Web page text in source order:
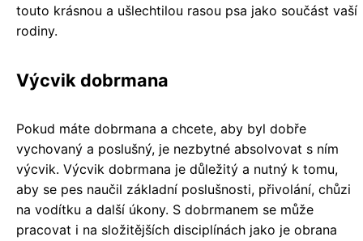
touto krásnou a ušlechtilou rasou psa jako součást vaší
rodiny.
Výcvik dobrmana
Pokud máte dobrmana a chcete, aby byl dobře
vychovaný a poslušný, je nezbytné absolvovat s ním
výcvik. Výcvik dobrmana je důležitý a nutný k tomu,
aby se pes naučil základní poslušnosti, přivolání, chůzi
na vodítku a další úkony. S dobrmanem se může
pracovat i na složitějších disciplínách jako je obrana